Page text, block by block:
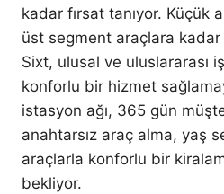
kadar fırsat tanıyor. Küçük
üst segment araçlara kadar
Sixt, ulusal ve uluslararası
konforlu bir hizmet
istasyon ağı, 365 gün
anahtarsız araç alma, yaş
araçlarla konforlu bir
bekliyor.